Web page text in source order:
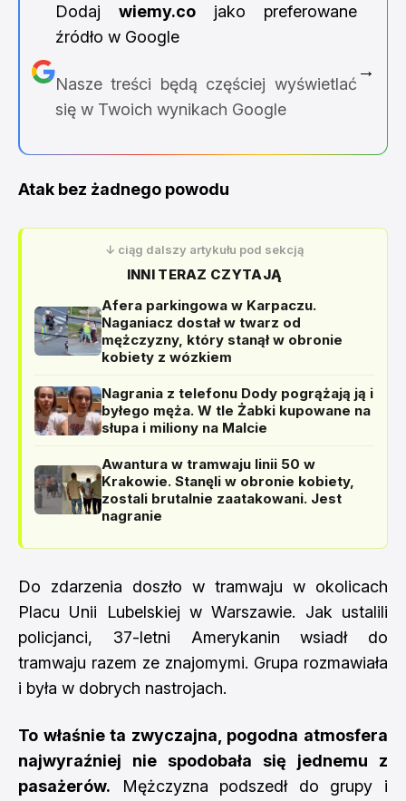
Dodaj wiemy.cojako preferowane
źródło w Google
Nasze treści będą częściej wyświetlać
się w Twoich wynikach Google
→
Atak bez żadnego powodu
↓ ciąg dalszy artykułu pod sekcją
INNI TERAZ CZYTAJĄ
Afera parkingowa w Karpaczu.
Naganiacz dostał w twarz od
mężczyzny, który stanął w obronie
kobiety z wózkiem
Nagrania z telefonu Dody pogrążają ją i
byłego męża. W tle Żabki kupowane na
słupa i miliony na Malcie
Awantura w tramwaju linii 50 w
Krakowie. Stanęli w obronie kobiety,
zostali brutalnie zaatakowani. Jest
nagranie
Do zdarzenia doszło w tramwaju w okolicach
Placu Unii Lubelskiej w Warszawie. Jak ustalili
policjanci, 37-letni Amerykanin wsiadł do
tramwaju razem ze znajomymi. Grupa rozmawiała
i była w dobrych nastrojach.
To właśnie ta zwyczajna, pogodna atmosfera
najwyraźniej nie spodobała się jednemu z
pasażerów. Mężczyzna podszedł do grupy i